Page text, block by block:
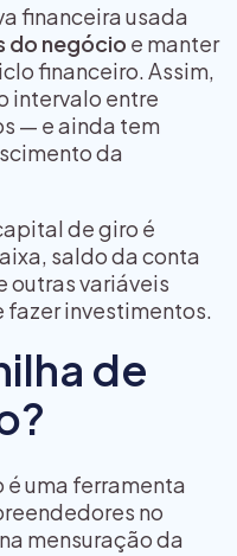
financeira usada
do negócio e manter
financeiro. Assim,
intervalo entre
— e ainda tem
da
de giro é
saldo da conta
outras variáveis
investimentos.
de
uma ferramenta
no
mensuração da